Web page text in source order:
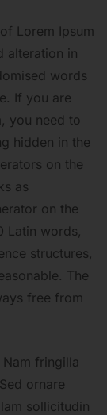
Lorem Ipsum
alteration in
words
If you are
you need to
hidden in the
on the
as
on the
Latin words,
structures,
The
free from
fringilla
ornare
sollicitudin